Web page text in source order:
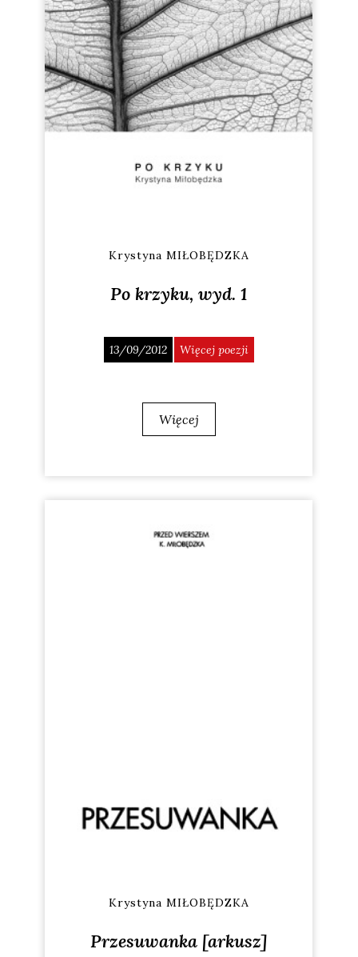
Krystyna MIŁOBĘDZKA
Po krzyku, wyd. 1
13/09/2012 Więcej poezji
Więcej
Krystyna MIŁOBĘDZKA
Przesuwanka [arkusz]